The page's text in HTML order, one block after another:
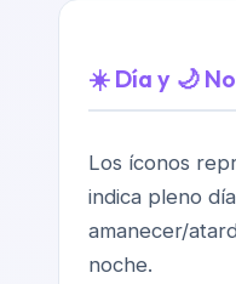
☀️ Día y 🌙
Los íconos
indica pleno
amanecer/
noche.